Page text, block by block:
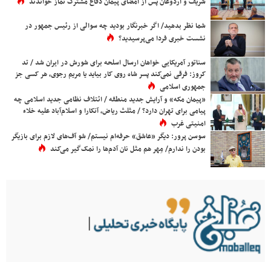
شما نظر بدهید/ اگر خبرنگار بودید چه سوالی از رئیس جمهور در
نشست خبری فردا می‌پرسیدید؟
سناتور آمریکایی خواهان ارسال اسلحه برای شورش در ایران شد / تد
کروز: فرقی نمی‌کند پسر شاه روی کار بیاید یا مریم رجوی، هر کسی جز
جمهوری اسلامی
«پیمان مکه» و آرایش جدید منطقه / ائتلاف نظامی جدید اسلامی چه
پیامی برای تهران دارد؟ / مثلث ریاض، آنکارا و اسلام‌آباد علیه خلاء
امنیتی غرب
سوسن پرور: دیگر «عاشق» حرفه‌ام نیستم/ شو آف‌های لازم برای بازیگر
بودن را ندارم/ مِهر هم مثل نان آدم‌ها را نمک‌گیر می‌کند